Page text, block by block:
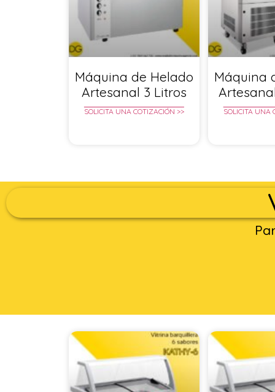
Máquina de Helado
Artesanal 3 Litros
SOLICITA UNA COTIZACIÓN >>
Máquina
SOLICITA UNA